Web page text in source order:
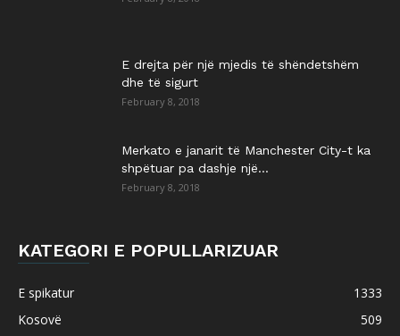
E drejta për një mjedis të shëndetshëm
dhe të sigurt
February 8, 2018
Merkato e janarit të Manchester City-t ka
shpëtuar pa dashje një...
February 8, 2018
KATEGORI E POPULLARIZUAR
E spikatur
1333
Kosovë
509